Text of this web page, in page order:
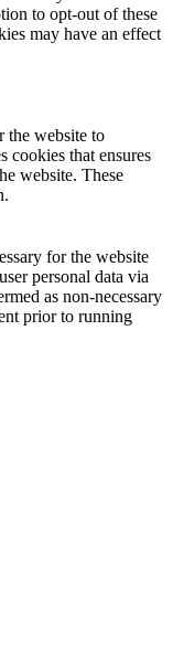
to opt-out of these
may have an effect
the website to
cookies that ensures
website. These
for the website
personal data via
as non-necessary
prior to running